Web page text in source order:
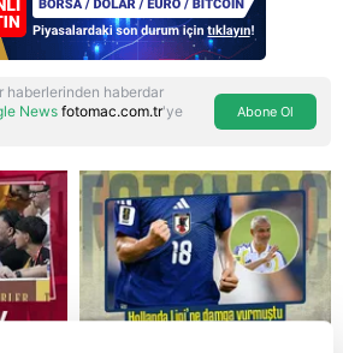
haberlerinden haberdar
Newsfotomac.com.tr'ye
Abone Ol